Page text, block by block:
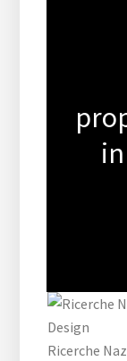
Ricerche